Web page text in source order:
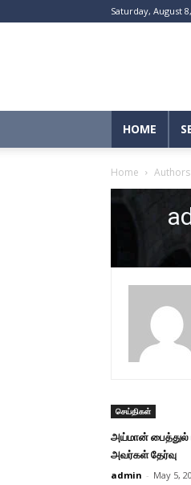
Saturday, August
HOME
Home Authors
செய்திகள்
அய்மான்
அவர்கள் தேர்வு
admin - May 5,